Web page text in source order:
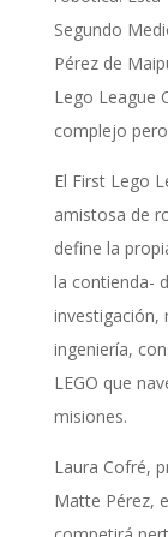
Segundo
Pérez de
Lego League
complejo
El First Lego
amistosa de
define la
la contienda-
investigación,
ingeniería,
LEGO que
misiones.
Laura Cofré,
Matte Pérez,